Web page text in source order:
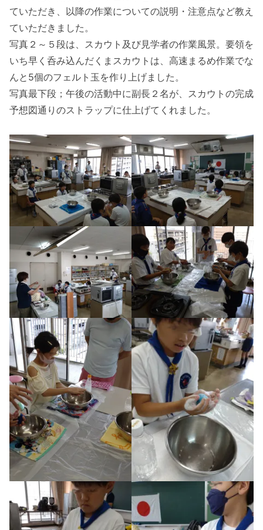
ていただき、以降の作業についての説明・注意点など教え
ていただきました。
写真２～５段は、スカウト及び見学者の作業風景。要領を
いち早く呑み込んだくまスカウトは、高速まるめ作業でな
んと5個のフェルト玉を作り上げました。
写真最下段；午後の活動中に副長２名が、スカウトの完成
予想図通りのストラップに仕上げてくれました。